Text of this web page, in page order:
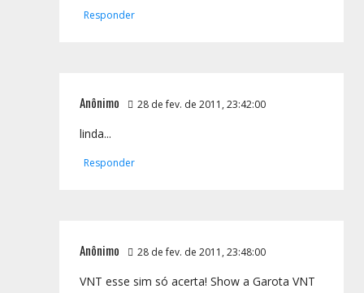
Responder
Anônimo 28 de fev. de 2011, 23:42:00
linda...
Responder
Anônimo 28 de fev. de 2011, 23:48:00
VNT esse sim só acerta! Show a Garota VNT